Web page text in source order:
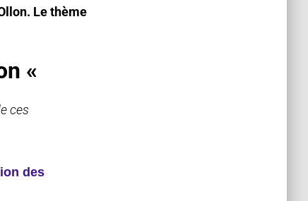
. Le thème
«
ces
des